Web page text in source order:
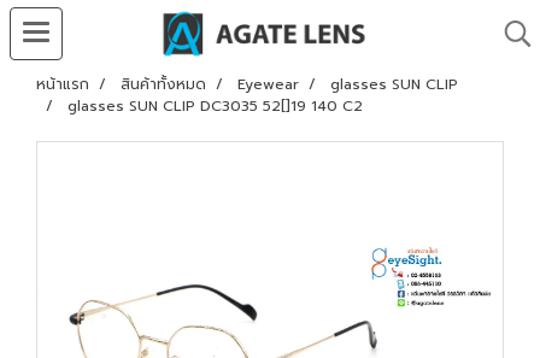
หน้าแรก สินค้าทั้งหมด Eyewear
glasses SUN CLIP
glasses SUN CLIP DC3035 52[]19 140 C2